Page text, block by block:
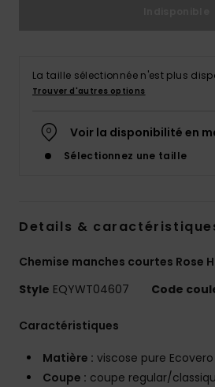
La taille sélectionnée n'est plus
Trouver d'autres options
Voir la disponibilité en
Sélectionnez une taille
Details &
Chemise manches courtes Rose
Style EQYWT04607 Code
Caractéristiques
Matière : viscose pure
Coupe : coupe regular/